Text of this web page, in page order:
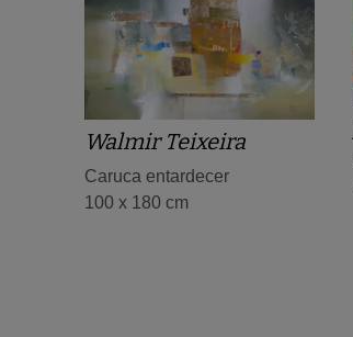
Walmir Teixeira
Caruca entardecer
100 x 180 cm